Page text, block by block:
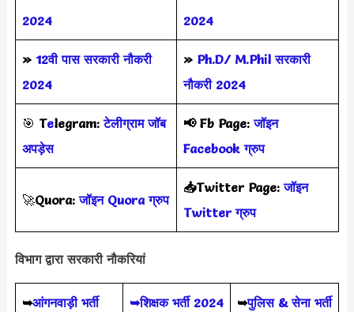
2024
2024
» 12वी पास सरकारी नौकरी
2024
» Ph.D/ M.Phil सरकारी
नौकरी 2024
🎯 Telegram: टेलीग्राम जॉब
अपड़ेस
📢 Fb Page:जॉइन
Facebook ग्रुप
🚀Quora:जॉइन Quora ग्रुप
📥Twitter Page:जॉइन
Twitter ग्रुप
विभाग द्वारा सरकारी नौकरियां
➥आंगनवाड़ी भर्ती
➥शिक्षक भर्ती 2024
➥पुलिस & सेना भर्ती